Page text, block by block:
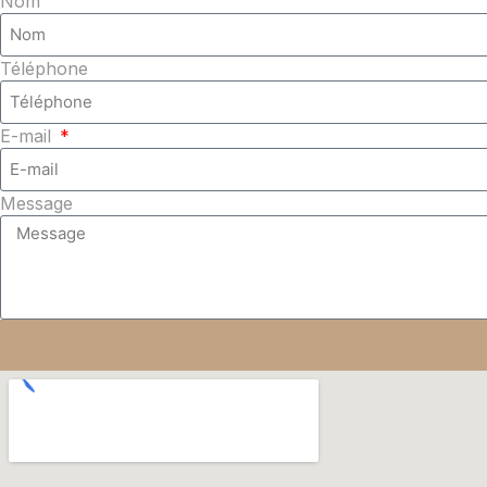
Téléphone
E-mail
Message